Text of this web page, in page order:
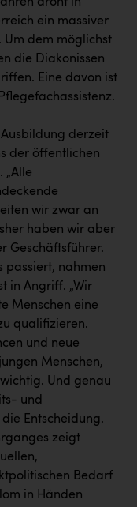
gmbh
droht in
ein massiver
Um dem möglichst
die Diakonissen
Eine davon ist
derzeit
der öffentlichen
„Alle
wir zwar an
haben wir aber
Geschäftsführer.
passiert, nahmen
in Angriff. „Wir
Menschen eine
qualifizieren.
und neue
Menschen,
Und genau
und
Entscheidung.
zeigt
Bedarf
in Händen